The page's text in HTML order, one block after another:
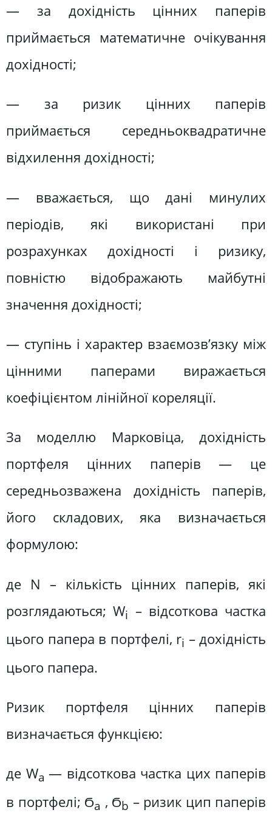
— за дохідність цінних паперів
приймається математичне очікування
дохідності;
— за ризик цінних паперів
приймається середньоквадратичне
відхилення дохідності;
— вважається, що дані минулих
періодів, які використані при
розрахунках дохідності і ризику,
повністю відображають майбутні
значення дохідності;
— ступінь і характер взаємозв’язку між
цінними паперами виражається
коефіцієнтом лінійної кореляції.
За моделлю Марковіца, дохідність
портфеля цінних паперів — це
середньозважена дохідність паперів,
його складових, яка визначається
формулою:
де N – кількість цінних паперів, які
розглядаються; Wi – відсоткова частка
цього папера в портфелі, ri – дохідність
цього папера.
Ризик портфеля цінних паперів
визначається функцією:
де Wа — відсоткова частка цих паперів
в портфелі; Ϭа , Ϭb – ризик цип паперів